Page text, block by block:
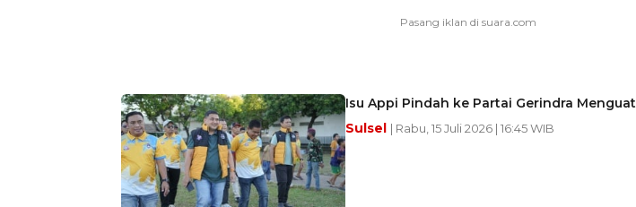
Isu Appi Pindah ke Partai Gerindra Menguat
Sulsel | Rabu, 15 Juli 2026 | 16:45 WIB